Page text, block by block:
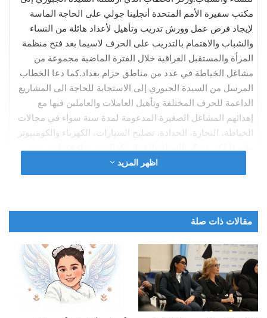
مكتب سفيرة الأمم المتحدة أنجلينا جولي على الحاجة الماسة
لإيجاد فرص عمل وورش تدريب وتأهيل لأعداد هائلة من النساء
والشباب والاهتمام بالتدريب على الحرف لاسيما بعد فتح منظمة
المرأة والمستقبل العراقية خلال الفترة الماضية مجموعة من
مشاغل الخياطة في عدد من مناطق حزام بغداد.كما دعا الخطاب
المرسل من السيدة الجبوري إلى الاستجابة للحاجة الى المشاريع
الداعمة للحرف المختلفة وتأهيل العاملات والعاملين فيها مع
إهدائهم المشاغل الصغيرة المدعومة لمدة سنة سواء في مجالات
الخياطة، النجارة، الحدادة، تصليح السيارات، الكهرباء والكومبيوتر
الاعتماد على التعيينات الحكومية.ورد مكتب السفيرة أنجلينا جولي
على مخاطبة الدكتورة ندى الجبوري، حيث تعهدت السفيرة
ورش التدريب والتأهيل وكل ما يمكن تقديمه.
اظهر المزيد
مقالات ذات صلة